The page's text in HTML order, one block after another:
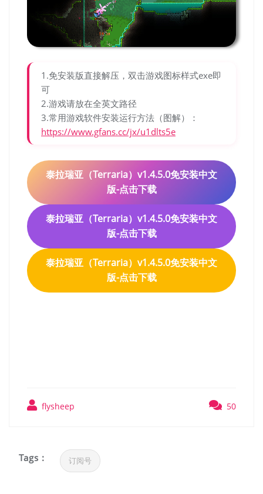
1.免安装版直接解压，双击游戏图标样式exe即
可
2.游戏请放在全英文路径
3.常用游戏软件安装运行方法（图解）：
https://www.gfans.cc/jx/u1dlts5e
泰拉瑞亚（Terraria）v1.4.5.0免安装中文
版-点击下载
泰拉瑞亚（Terraria）v1.4.5.0免安装中文
版-点击下载
泰拉瑞亚（Terraria）v1.4.5.0免安装中文
版-点击下载
flysheep 50
Tags : 订阅号